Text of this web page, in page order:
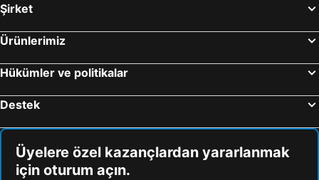
Şirket
Ürünlerimiz
Hükümler ve politikalar
Destek
Üyelere özel kazançlardan yararlanmak
için oturum açın.